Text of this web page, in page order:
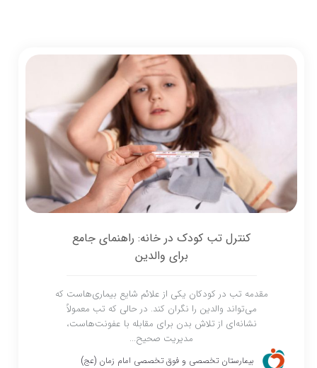
کنترل تب کودک در خانه: راهنمای جامع
برای والدین
مقدمه تب در کودکان یکی از علائم شایع بیماری‌هاست که
می‌تواند والدین را نگران کند. در حالی که تب معمولاً
نشانه‌ای از تلاش بدن برای مقابله با عفونت‌هاست،
مدیریت صحیح...
بیمارستان تخصصی و فوق تخصصی امام زمان (عج)